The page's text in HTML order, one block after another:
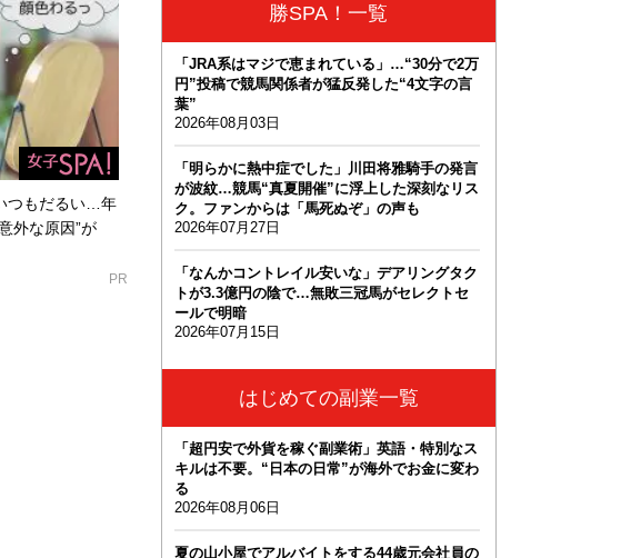
つもだるい…年
外な原因”が
PR
勝SPA！一覧
「JRA系はマジで恵まれている」…“30分で2万
円”投稿で競馬関係者が猛反発した“4文字の言
葉”
2026年08月03日
「明らかに熱中症でした」川田将雅騎手の発言
が波紋…競馬“真夏開催”に浮上した深刻なリス
ク。ファンからは「馬死ぬぞ」の声も
2026年07月27日
「なんかコントレイル安いな」デアリングタク
トが3.3億円の陰で…無敗三冠馬がセレクトセ
ールで明暗
2026年07月15日
はじめての副業一覧
「超円安で外貨を稼ぐ副業術」英語・特別なス
キルは不要。“日本の日常”が海外でお金に変わ
る
2026年08月06日
夏の山小屋でアルバイトをする44歳元会社員の